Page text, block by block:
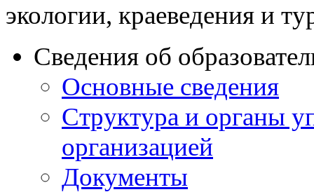
экологии, краеведения и
Сведения об
Основные сведения
Структура и органы
организацией
Документы